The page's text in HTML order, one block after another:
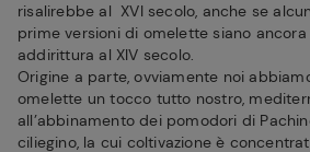
risalirebbe al XVI secolo, anche se
prime versioni di omelette siano
addirittura al XIV secolo.
Origine a parte, ovviamente noi
omelette un tocco tutto nostro,
all’abbinamento dei pomodori di
ciliegino, la cui coltivazione è